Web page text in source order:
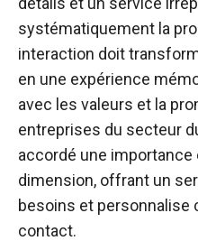
systématiquement la
interaction doit
en une expérience
avec les valeurs et la
entreprises du secteur
accordé une importance
dimension, offrant un
besoins et personnalise
contact.